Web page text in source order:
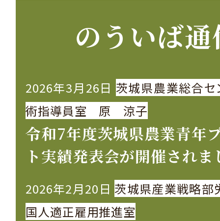
のういば
2026年3月26日 茨城県農業総合セ
術指導員室 原 涼子
令和7年度茨城県農業青年
ト実績発表会が開催されま
2026年2月20日 茨城県産業戦略部
国人適正雇用推進室